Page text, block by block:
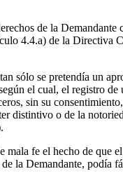
de la
4.4.a) de la Directiva
sólo se pretendía un
el cual, el registro
sin su
distintivo o de la
mala fe el hecho de
la Demandante,